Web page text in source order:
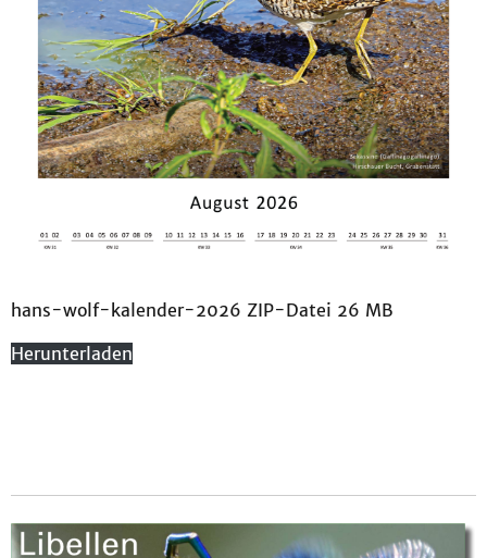
hans-wolf-kalender-2026 ZIP-Datei 26 MB
Herunterladen